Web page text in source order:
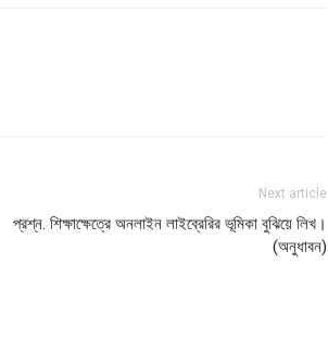
Next article
প্রশ্ন. শিক্ষাক্ষেত্রে অনলাইন লাইব্রেরির ভূমিকা বুঝিয়ে লিখ।
(অনুধাবন)